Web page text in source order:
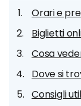
Orari e
Biglietti
Cosa
Dove si
Consigli